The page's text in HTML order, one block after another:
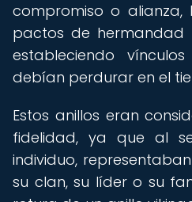
compromiso o alianza,
pactos de hermandad
estableciendo
debían perdurar en el
Estos anillos eran
fidelidad, ya que al
individuo,
su clan, su líder o su